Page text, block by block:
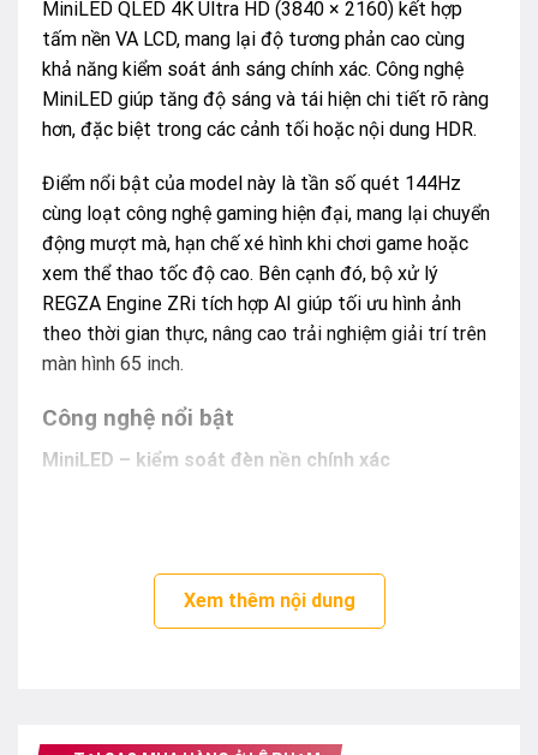
MiniLED QLED 4K Ultra HD (3840 × 2160) kết hợp
tấm nền VA LCD, mang lại độ tương phản cao cùng
khả năng kiểm soát ánh sáng chính xác. Công nghệ
MiniLED giúp tăng độ sáng và tái hiện chi tiết rõ ràng
hơn, đặc biệt trong các cảnh tối hoặc nội dung HDR.
Điểm nổi bật của model này là tần số quét 144Hz
cùng loạt công nghệ gaming hiện đại, mang lại chuyển
động mượt mà, hạn chế xé hình khi chơi game hoặc
xem thể thao tốc độ cao. Bên cạnh đó, bộ xử lý
REGZA Engine ZRi tích hợp AI giúp tối ưu hình ảnh
theo thời gian thực, nâng cao trải nghiệm giải trí trên
màn hình 65 inch.
Công nghệ nổi bật
MiniLED – kiểm soát đèn nền chính xác
Xem thêm nội dung